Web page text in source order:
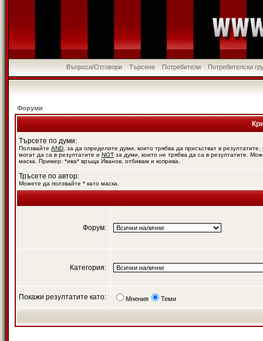
Въпроси/Отговори Търсене Потребители Потребителски
Форуми
Търсете по думи:
Ползвайте AND , за да определите думи, които трябва да присъстват в резултатите,
могат да са в резултатите и NOT за думи, които не трябва да са в резултатите.
маска. Пример: *ива* връща Иванов, отбивам и коприва.
Тръсете по автор:
Можете да ползвайте * като маска.
Форум:
Категория:
Покажи резултатите като: Мнения Теми